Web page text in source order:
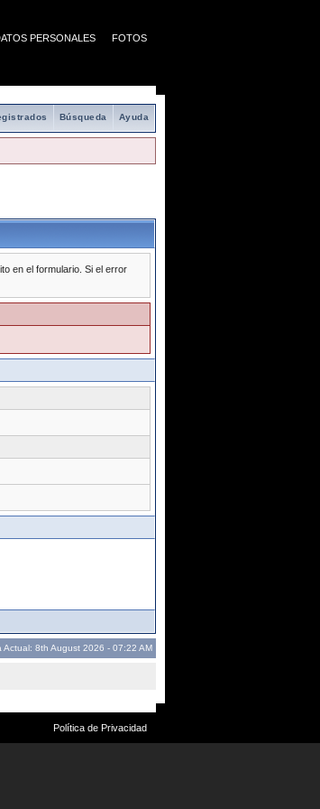
PERSONALES FOTOS
Ayuda
Búsqueda
en el formulario. Si el error
Actual: 8th August 2026 - 07:22 AM
Política de Privacidad